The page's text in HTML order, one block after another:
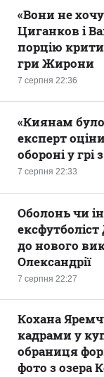
7 серпня 22:36
«Вони не
Циганков і
порцію
гри Жирони
7 серпня 22:33
«Киянам
експерт
обороні у грі
7 серпня 22:27
Оболонь чи
до нового
Олександрії
Кохана
кадрами у
обраниця
фото з озера